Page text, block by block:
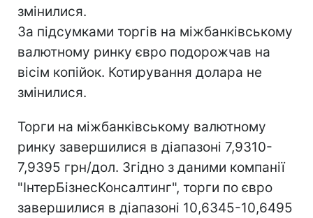
змінилися.
За підсумками торгів на міжбанківському
валютному ринку євро подорожчав на
вісім копійок. Котирування долара не
змінилися.
Торги на міжбанківському валютному
ринку завершилися в діапазоні 7,9310-
7,9395 грн/дол. Згідно з даними компанії
"ІнтерБізнесКонсалтинг", торги по євро
завершилися в діапазоні 10,6345-10,6495